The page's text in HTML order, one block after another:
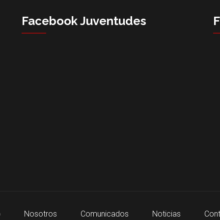
Facebook Juventudes
Nosotros Comunicados Noticias